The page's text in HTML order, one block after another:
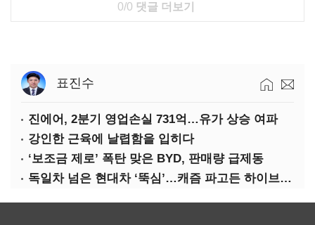
0/0 댓글 더보기
표진수
진에어, 2분기 영업손실 731억…유가 상승 여파
강인한 근육에 날렵함을 입히다
‘보조금 제로’ 폭탄 맞은 BYD, 판매량 급제동
독일차 넘은 현대차 ‘뚝심’…캐즘 파고든 하이브리드 역전극